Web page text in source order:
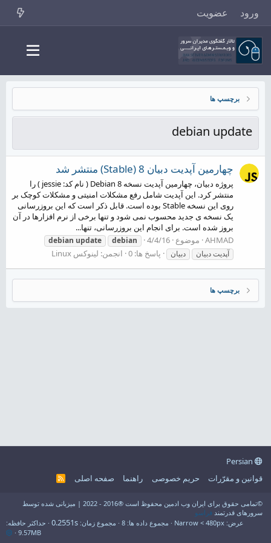
ورود عضویت
برچسپ ها
debian update
چهارمین آپدیت دبیان 8 (Stable) منتشر شد
پروژه دبیان، چهارمین آپدیت نسخه Debian 8 ( نام کد: jessie ) را
منتشر کرد. این آپدیت شامل رفع مشکلات امنیتی و مشکلات کوچک بر
روی این نسخه Stable بوده است. قابل ذکر است که این بروزرسانی
یک نسخه ی جدید محسوب نمی شود و تنها برخی از نرم افزارها در آن
بروز شده است. برای انجام این بروزرسانی، تنها...
AHMAD موضوع 4/4/16
debian
debian update
آپدیت دبیان
دبیان پاسخ ها: 0 انجمن: لینوکس Linux
برچسپ ها
قوانین و مقرّرات
حریم خصوصی راهنما صفحه اصلی
R
©تمامی حقوق برای ایران وب ادمین محفوظ است ®2016 - 2022 | میزبانی شده توسط
سرورهای قدرتمند فراسو
عرض
مجموع داده ها 8 مجموع زمان 0.2551s
حداکثر حافظه
9.57MB